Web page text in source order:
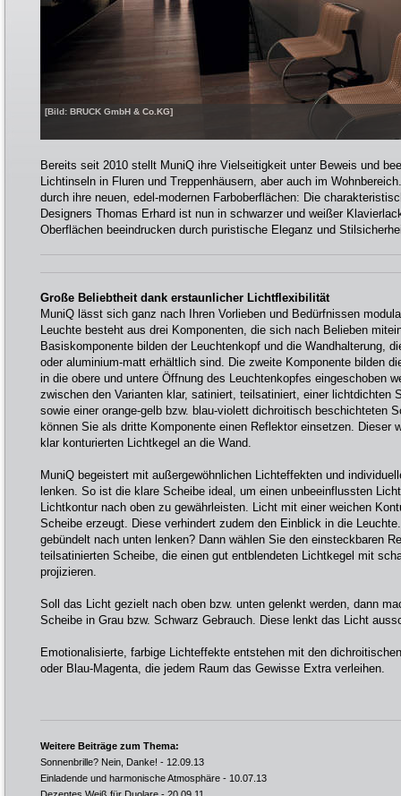
[Bild: BRUCK GmbH & Co.KG]
Bereits seit 2010 stellt MuniQ ihre Vielseitigkeit unter Beweis und
Lichtinseln in Fluren und Treppenhäusern, aber auch im
durch ihre neuen, edel-modernen Farboberflächen: Die
Designers Thomas Erhard ist nun in schwarzer und weißer
Oberflächen beeindrucken durch puristische Eleganz und
Große Beliebtheit dank erstaunlicher Lichtflexibilität
MuniQ lässt sich ganz nach Ihren Vorlieben und Bedürfnissen
Leuchte besteht aus drei Komponenten, die sich nach Belieben
Basiskomponente bilden der Leuchtenkopf und die Wandhalterung,
oder aluminium-matt erhältlich sind. Die zweite Komponente bilden
in die obere und untere Öffnung des Leuchtenkopfes eingeschoben
zwischen den Varianten klar, satiniert, teilsatiniert, einer lichtdichten
sowie einer orange-gelb bzw. blau-violett dichroitisch beschichteten
können Sie als dritte Komponente einen Reflektor einsetzen. Dieser
klar konturierten Lichtkegel an die Wand.
MuniQ begeistert mit außergewöhnlichen Lichteffekten und
lenken. So ist die klare Scheibe ideal, um einen unbeeinflussten
Lichtkontur nach oben zu gewährleisten. Licht mit einer weichen
Scheibe erzeugt. Diese verhindert zudem den Einblick in die
gebündelt nach unten lenken? Dann wählen Sie den einsteckbaren
teilsatinierten Scheibe, die einen gut entblendeten Lichtkegel mit
projizieren.
Soll das Licht gezielt nach oben bzw. unten gelenkt werden, dann
Scheibe in Grau bzw. Schwarz Gebrauch. Diese lenkt das Licht
Emotionalisierte, farbige Lichteffekte entstehen mit den
oder Blau-Magenta, die jedem Raum das Gewisse Extra verleihen.
Weitere Beiträge zum Thema:
Sonnenbrille? Nein, Danke! - 12.09.13
Einladende und harmonische Atmosphäre - 10.07.13